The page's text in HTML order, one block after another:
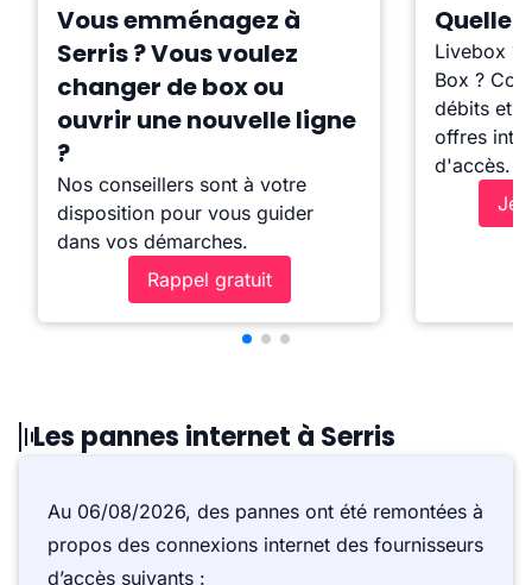
Vous emménagez à
Serris ? Vous voulez
changer de box ou
ouvrir une nouvelle ligne
?
Nos conseillers sont à votre
disposition pour vous guider
dans vos démarches.
Rappel gratuit
Quelle
Livebox ?
Box ?
débits et
offres
d'accès.
Je
Les pannes internet à Serris
Au 06/08/2026, des pannes ont été remontées à
propos des connexions internet des fournisseurs
d’accès suivants :